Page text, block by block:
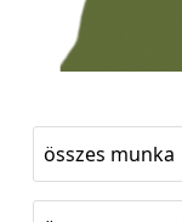
összes munka